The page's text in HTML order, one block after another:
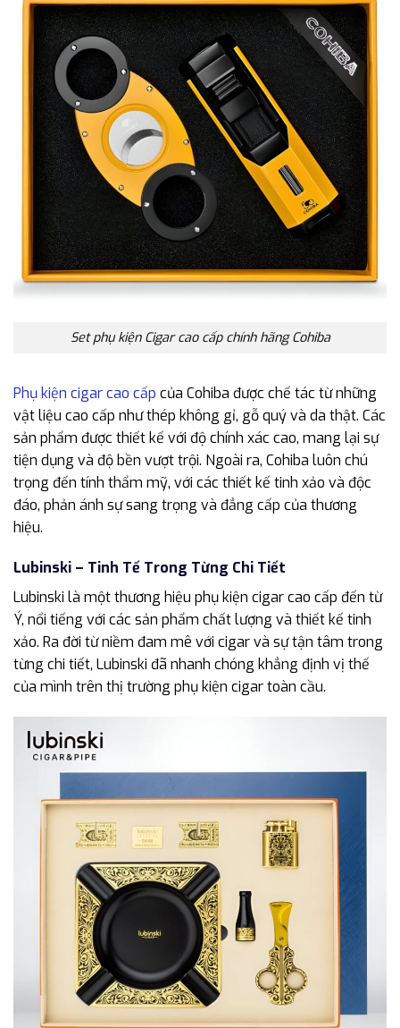
Set phụ kiện Cigar cao cấp chính hãng Cohiba
Phụ kiện cigar cao cấp của Cohiba được chế tác từ những
vật liệu cao cấp như thép không gỉ, gỗ quý và da thật. Các
sản phẩm được thiết kế với độ chính xác cao, mang lại sự
tiện dụng và độ bền vượt trội. Ngoài ra, Cohiba luôn chú
trọng đến tính thẩm mỹ, với các thiết kế tinh xảo và độc
đáo, phản ánh sự sang trọng và đẳng cấp của thương
hiệu.
Lubinski – Tinh Tế Trong Từng Chi Tiết
Lubinski là một thương hiệu phụ kiện cigar cao cấp đến từ
Ý, nổi tiếng với các sản phẩm chất lượng và thiết kế tinh
xảo. Ra đời từ niềm đam mê với cigar và sự tận tâm trong
từng chi tiết, Lubinski đã nhanh chóng khẳng định vị thế
của mình trên thị trường phụ kiện cigar toàn cầu.